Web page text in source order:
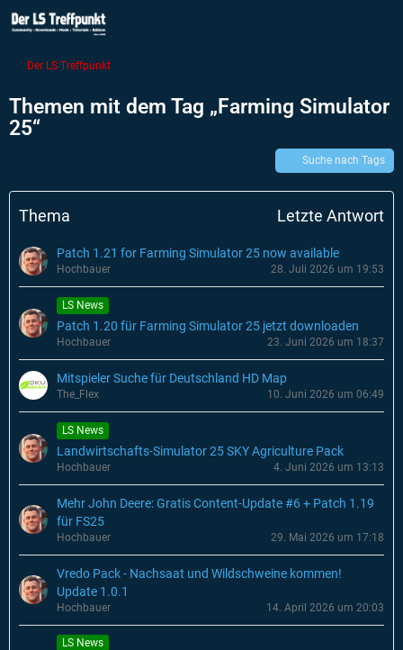
Der LS Treffpunkt
Themen mit dem Tag „Farming Simulator
25“
Suche nach Tags
Thema Letzte Antwort
Patch 1.21 for Farming Simulator 25 now available
Hochbauer 28. Juli 2026 um 19:53
LS News
Patch 1.20 für Farming Simulator 25 jetzt downloaden
Hochbauer 23. Juni 2026 um 18:37
Mitspieler Suche für Deutschland HD Map
The_Flex 10. Juni 2026 um 06:49
LS News
Landwirtschafts-Simulator 25 SKY Agriculture Pack
Hochbauer 4. Juni 2026 um 13:13
Mehr John Deere: Gratis Content-Update #6 + Patch 1.19
für FS25
Hochbauer 29. Mai 2026 um 17:18
Vredo Pack - Nachsaat und Wildschweine kommen!
Update 1.0.1
Hochbauer 14. April 2026 um 20:03
LS News